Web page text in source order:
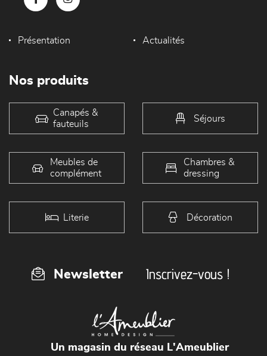
Présentation Actualités
Nos produits
Canapés &
fauteuils
Séjours
Meubles de
complément
Chambres &
dressing
Literie Décoration
Newsletter Inscrivez-vous !
Un magasin du réseau L'Ameublier